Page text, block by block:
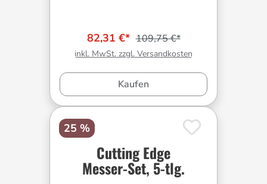
82,31 €* 109,75 €*
inkl. MwSt. zzgl. Versandkosten
Kaufen
25 %
Cutting Edge
Messer-Set, 5-tlg.